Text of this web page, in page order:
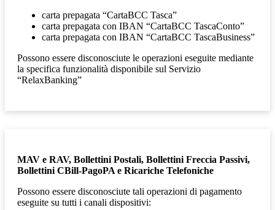
carta prepagata “CartaBCC Tasca”
carta prepagata con IBAN “CartaBCC TascaConto”
carta prepagata con IBAN “CartaBCC TascaBusiness”
Possono essere disconosciute le operazioni eseguite mediante
la specifica funzionalità disponibile sul Servizio
“RelaxBanking”
MAV e RAV, Bollettini Postali, Bollettini Freccia Passivi,
Bollettini CBill-PagoPA e Ricariche Telefoniche
Possono essere disconosciute tali operazioni di pagamento
eseguite su tutti i canali dispositivi: